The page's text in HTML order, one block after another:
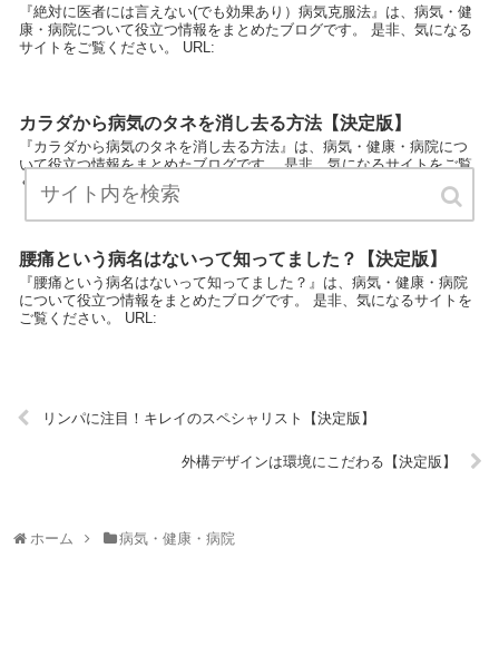
『絶対に医者には言えない(でも効果あり）病気克服法』は、病気・健
康・病院について役立つ情報をまとめたブログです。 是非、気になる
サイトをご覧ください。 URL:
カラダから病気のタネを消し去る方法【決定版】
『カラダから病気のタネを消し去る方法』は、病気・健康・病院につ
いて役立つ情報をまとめたブログです。 是非、気になるサイトをご覧
ください。 URL:
腰痛という病名はないって知ってました？【決定版】
『腰痛という病名はないって知ってました？』は、病気・健康・病院
について役立つ情報をまとめたブログです。 是非、気になるサイトを
ご覧ください。 URL:
リンパに注目！キレイのスペシャリスト【決定版】
外構デザインは環境にこだわる【決定版】
ホーム 病気・健康・病院